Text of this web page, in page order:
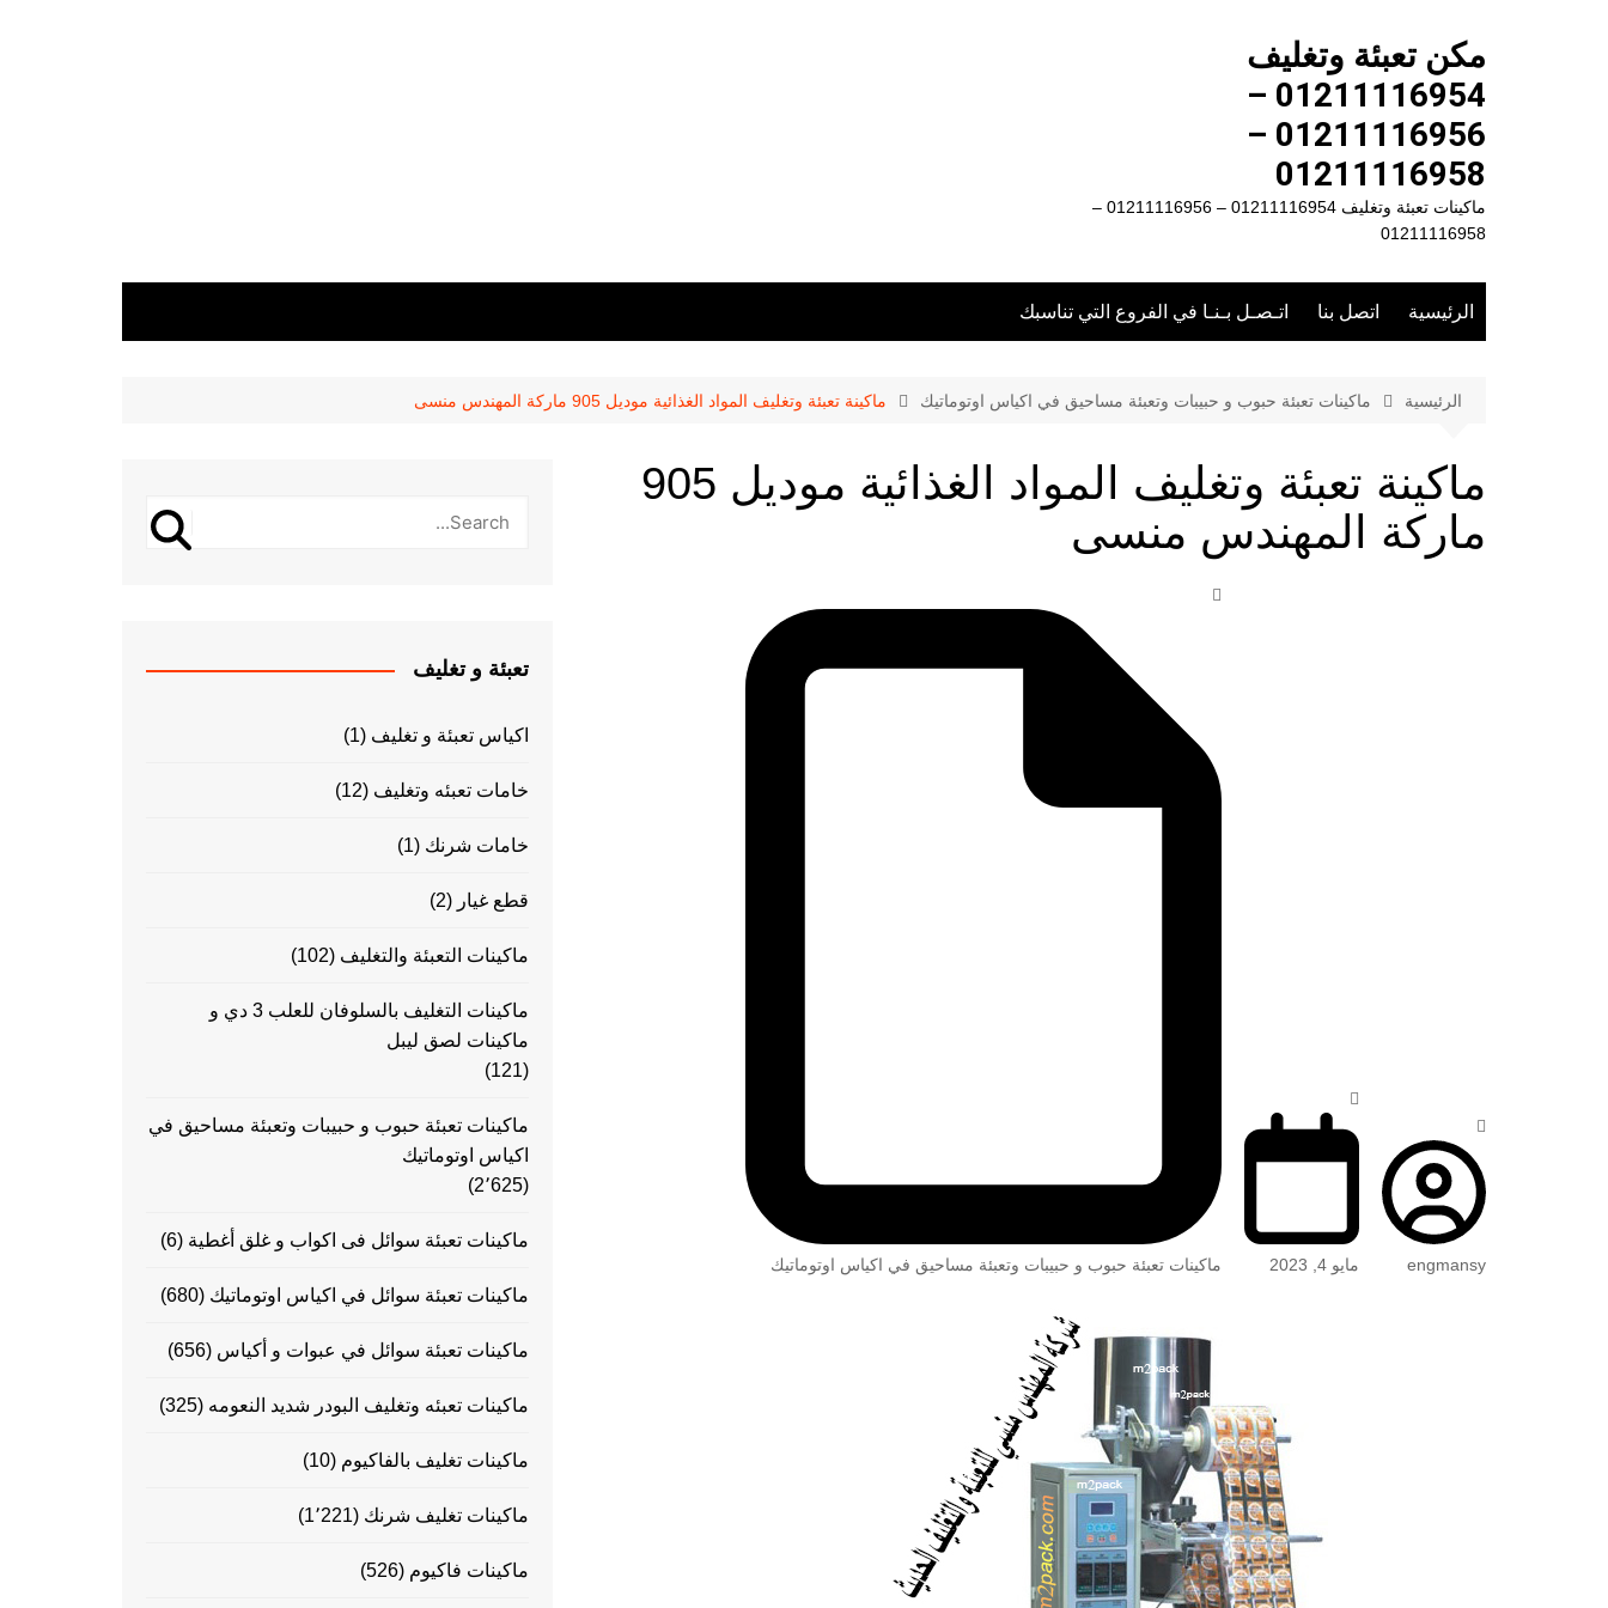
مكن تعبئة وتغليف
01211116954 –
01211116956 –
01211116958
ماكينات تعبئة وتغليف 01211116954 – 01211116956 –
01211116958
الرئيسية اتصل بنا اتـصـل بـنـا في الفروع التي تناسبك
الرئيسية ماكينات تعبئة حبوب و حبيبات وتعبئة مساحيق في اكياس اوتوماتيك ماكينة تعبئة وتغليف المواد الغذائية موديل 905 ماركة المهندس منسى
ماكينة تعبئة وتغليف المواد الغذائية موديل 905
ماركة المهندس منسى
engmansy مايو 4, 2023 ماكينات تعبئة حبوب و حبيبات وتعبئة مساحيق في اكياس اوتوماتيك
تعبئة و تغليف
اكياس تعبئة و تغليف (1)
خامات تعبئه وتغليف (12)
خامات شرنك (1)
قطع غيار (2)
ماكينات التعبئة والتغليف (102)
ماكينات التغليف بالسلوفان للعلب 3 دي و
ماكينات لصق ليبل
(121)
ماكينات تعبئة حبوب و حبيبات وتعبئة مساحيق في
اكياس اوتوماتيك
(2٬625)
ماكينات تعبئة سوائل فى اكواب و غلق أغطية (6)
ماكينات تعبئة سوائل في اكياس اوتوماتيك (680)
ماكينات تعبئة سوائل في عبوات و أكياس (656)
ماكينات تعبئه وتغليف البودر شديد النعومه (325)
ماكينات تغليف بالفاكيوم (10)
ماكينات تغليف شرنك (1٬221)
ماكينات فاكيوم (526)